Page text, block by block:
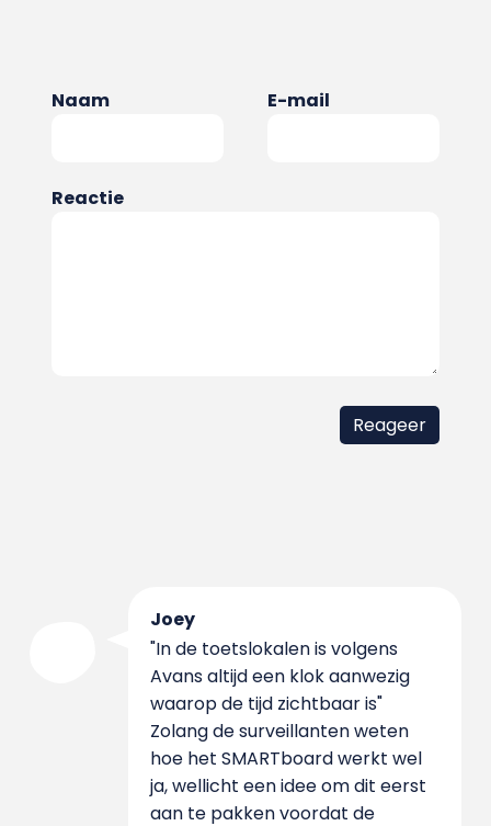
Naam E-mail
Reactie
Joey
"In de toetslokalen is volgens
Avans altijd een klok aanwezig
waarop de tijd zichtbaar is"
Zolang de surveillanten weten
hoe het SMARTboard werkt wel
ja, wellicht een idee om dit eerst
aan te pakken voordat de